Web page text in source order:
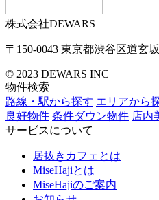
株式会社DEWARS
〒150-0043 東京都渋谷区道玄
© 2023 DEWARS INC
物件検索
路線・駅から探す エリアから
良好物件 条件ダウン物件 店内
サービスについて
居抜きカフェとは
MiseHajiとは
MiseHajiのご案内